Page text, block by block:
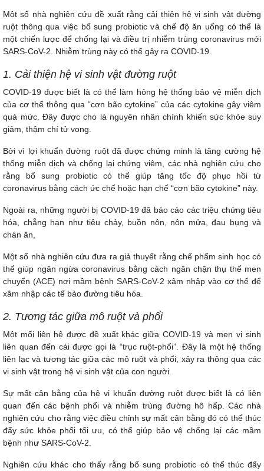
Một số nhà nghiên cứu đề xuất rằng cải thiện hệ vi sinh vật đường
ruột thông qua việc bổ sung probiotic và chế độ ăn uống có thể là
một chiến lược để chống lại và điều trị nhiễm trùng coronavirus mới
SARS-CoV-2. Nhiễm trùng này có thể gây ra COVID-19.
1. Cải thiện hệ vi sinh vật đường ruột
COVID-19 được biết là có thể làm hỏng hệ thống bảo vệ miễn dịch
của cơ thể thông qua “cơn bão cytokine” của các cytokine gây viêm
quá mức. Đây được cho là nguyên nhân chính khiến sức khỏe suy
giảm, thậm chí tử vong.
Bởi vì lợi khuẩn đường ruột đã được chứng minh là tăng cường hệ
thống miễn dịch và chống lại chứng viêm, các nhà nghiên cứu cho
rằng bổ sung probiotic có thể giúp tăng tốc độ phục hồi từ
coronavirus bằng cách ức chế hoặc hạn chế “cơn bão cytokine” này.
Ngoài ra, những người bị COVID-19 đã báo cáo các triệu chứng tiêu
hóa, chẳng hạn như tiêu chảy, buồn nôn, nôn mửa, đau bụng và
chán ăn,
Một số nhà nghiên cứu đưa ra giả thuyết rằng chế phẩm sinh học có
thể giúp ngăn ngừa coronavirus bằng cách ngăn chặn thụ thể men
chuyển (ACE) nơi mầm bệnh SARS-CoV-2 xâm nhập vào cơ thể để
xâm nhập các tế bào đường tiêu hóa.
2. Tương tác giữa mô ruột và phổi
Một mối liên hệ được đề xuất khác giữa COVID-19 và men vi sinh
liên quan đến cái được gọi là “trục ruột-phổi”. Đây là một hệ thống
liên lạc và tương tác giữa các mô ruột và phổi, xảy ra thông qua các
vi sinh vật trong hệ vi sinh vật của con người.
Sự mất cân bằng của hệ vi khuẩn đường ruột được biết là có liên
quan đến các bệnh phổi và nhiễm trùng đường hô hấp. Các nhà
nghiên cứu cho rằng việc điều chỉnh sự mất cân bằng đó có thể thúc
đẩy sức khỏe phổi tối ưu, có thể giúp bảo vệ chống lại các mầm
bệnh như SARS-CoV-2.
Nghiên cứu khác cho thấy rằng bổ sung probiotic có thể thúc đẩy